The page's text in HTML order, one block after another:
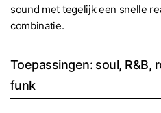
sound met tegelijk een snelle
combinatie.
Toepassingen: soul, R&B,
funk